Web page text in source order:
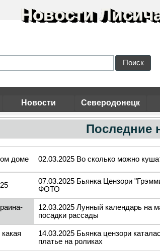
Новости Северодонецк
Новости
Поиск
Последние
доме 02.03.2025 Во сколько можно
07.03.2025 Бьянка Цензори
ФОТО
12.03.2025 Лунный календарь на
посадки рассады
14.03.2025 Бьянка цензори
платье на роликах